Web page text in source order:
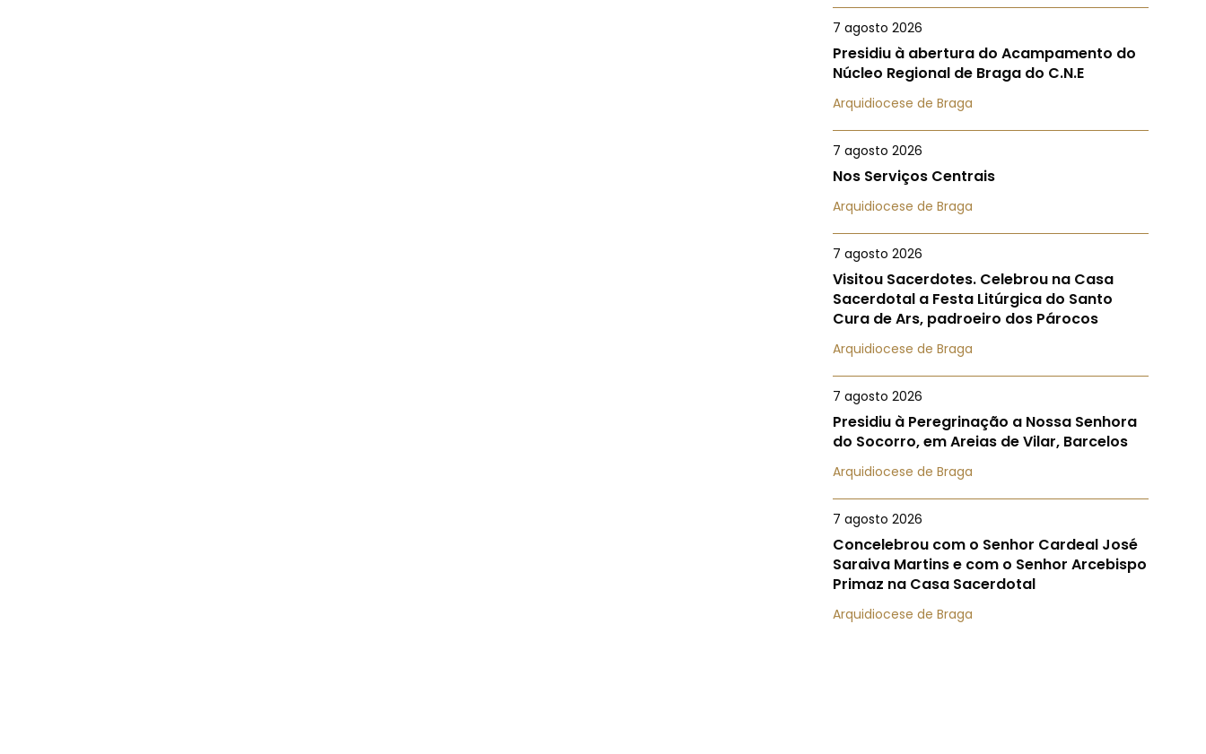
7 agosto 2026
Presidiu à abertura do Acampamento do
Núcleo Regional de Braga do C.N.E
Arquidiocese de Braga
7 agosto 2026
Nos Serviços Centrais
Arquidiocese de Braga
7 agosto 2026
Visitou Sacerdotes. Celebrou na Casa
Sacerdotal a Festa Litúrgica do Santo
Cura de Ars, padroeiro dos Párocos
Arquidiocese de Braga
7 agosto 2026
Presidiu à Peregrinação a Nossa Senhora
do Socorro, em Areias de Vilar, Barcelos
Arquidiocese de Braga
7 agosto 2026
Concelebrou com o Senhor Cardeal José
Saraiva Martins e com o Senhor Arcebispo
Primaz na Casa Sacerdotal
Arquidiocese de Braga